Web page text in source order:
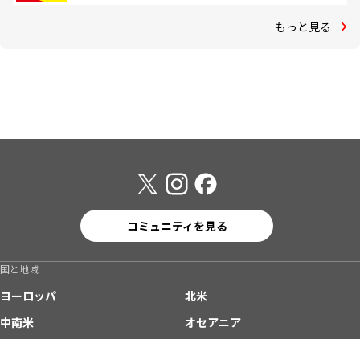
もっと見る
コミュニティを見る
国と地域
ヨーロッパ
北米
中南米
オセアニア